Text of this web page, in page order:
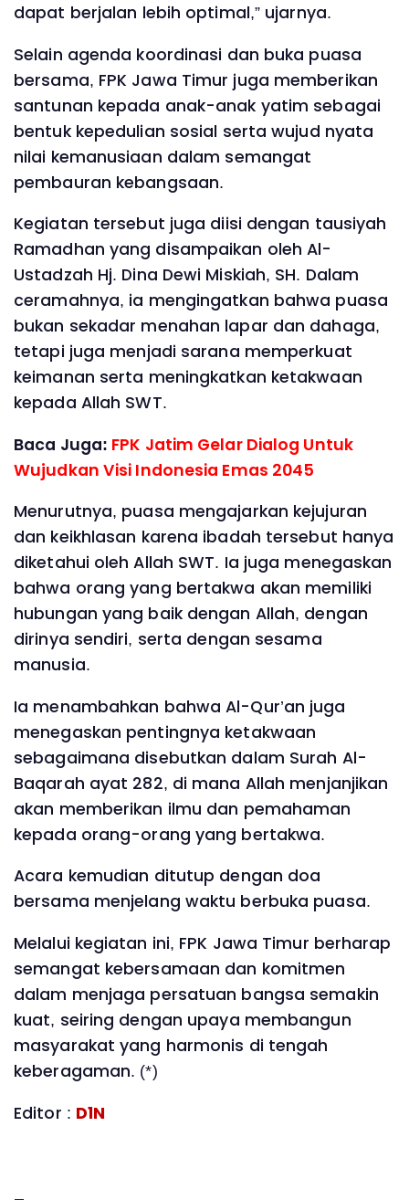
dapat berjalan lebih optimal,” ujarnya.
Selain agenda koordinasi dan buka puasa
bersama, FPK Jawa Timur juga memberikan
santunan kepada anak-anak yatim sebagai
bentuk kepedulian sosial serta wujud nyata
nilai kemanusiaan dalam semangat
pembauran kebangsaan.
Kegiatan tersebut juga diisi dengan tausiyah
Ramadhan yang disampaikan oleh Al-
Ustadzah Hj. Dina Dewi Miskiah, SH. Dalam
ceramahnya, ia mengingatkan bahwa puasa
bukan sekadar menahan lapar dan dahaga,
tetapi juga menjadi sarana memperkuat
keimanan serta meningkatkan ketakwaan
kepada Allah SWT.
Baca Juga: FPK Jatim Gelar Dialog Untuk
Wujudkan Visi Indonesia Emas 2045
Menurutnya, puasa mengajarkan kejujuran
dan keikhlasan karena ibadah tersebut hanya
diketahui oleh Allah SWT. Ia juga menegaskan
bahwa orang yang bertakwa akan memiliki
hubungan yang baik dengan Allah, dengan
dirinya sendiri, serta dengan sesama
manusia.
Ia menambahkan bahwa Al-Qur’an juga
menegaskan pentingnya ketakwaan
sebagaimana disebutkan dalam Surah Al-
Baqarah ayat 282, di mana Allah menjanjikan
akan memberikan ilmu dan pemahaman
kepada orang-orang yang bertakwa.
Acara kemudian ditutup dengan doa
bersama menjelang waktu berbuka puasa.
Melalui kegiatan ini, FPK Jawa Timur berharap
semangat kebersamaan dan komitmen
dalam menjaga persatuan bangsa semakin
kuat, seiring dengan upaya membangun
masyarakat yang harmonis di tengah
keberagaman. (*)
Editor : D1N